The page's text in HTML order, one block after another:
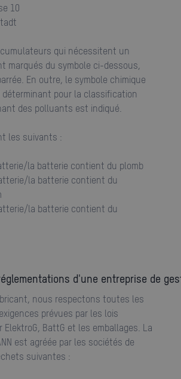
10
marqués du symbole ci-dessous,
En outre, le symbole chimique
déterminant pour la classification
des polluants est indiqué.
les suivants :
la batterie contient du plomb
d'une entreprise de
prévues par les lois
ElektroG, BattG et les emballages. La
est agréée par les sociétés de
suivantes :